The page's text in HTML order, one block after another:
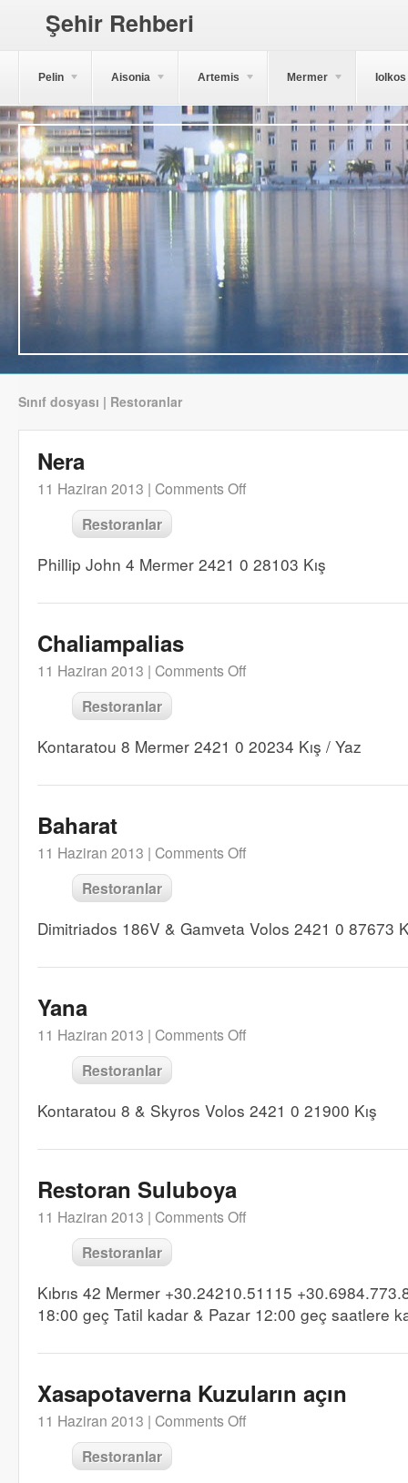
Şehir Rehberi
Pelin Aisonia Artemis Mermer Iolkos
Sınıf dosyası | Restoranlar
Nera
11 Haziran 2013 | Comments Off
Restoranlar
Phillip John 4 Mermer 2421 0 28103 Kış
Chaliampalias
11 Haziran 2013 | Comments Off
Restoranlar
Kontaratou 8 Mermer 2421 0 20234 Kış / Yaz
Baharat
11 Haziran 2013 | Comments Off
Restoranlar
Dimitriados 186V & Gamveta Volos 2421 0 87673
Yana
11 Haziran 2013 | Comments Off
Restoranlar
Kontaratou 8 & Skyros Volos 2421 0 21900 Kış
Restoran Suluboya
11 Haziran 2013 | Comments Off
Restoranlar
Kıbrıs 42 Mermer +30.24210.51115
18:00 geç Tatil kadar & Pazar 12:00 geç saatlere
Xasapotaverna Kuzuların açın
11 Haziran 2013 | Comments Off
Restoranlar